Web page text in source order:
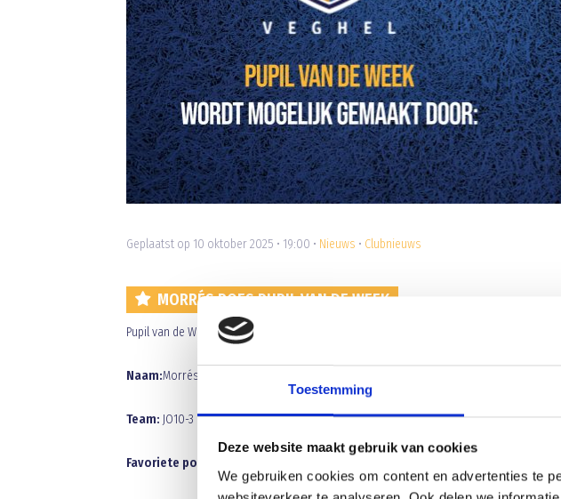
Toestemming
Deze website maakt gebruik van cookies
We gebruiken cookies om content en advertenties te
Geplaatst op 10 oktober 2025 • 19:00 • Nieuws • Clubnieuws
MORRÉS ROES PUPIL VAN DE WEEK
Pupil van de Week bij de thuiswedstrijd van Blauw Geel’38/JUMBO tegen
Naam:Morrés Roes
Team: JO10-3
Favoriete positie: